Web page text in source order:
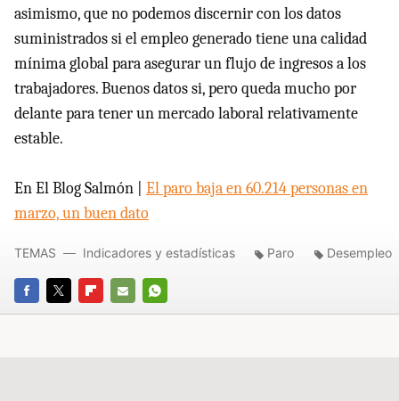
asimismo, que no podemos discernir con los datos
suministrados si el empleo generado tiene una calidad
mínima global para asegurar un flujo de ingresos a los
trabajadores. Buenos datos si, pero queda mucho por
delante para tener un mercado laboral relativamente
estable.
En El Blog Salmón | El paro baja en 60.214 personas en
marzo, un buen dato
FACEBOOK
TWITTERFLIPBOARD
E-
WHATSAPP
TEMAS Indicadores y estadísticas Paro Desempleo